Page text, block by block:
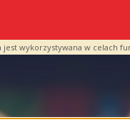
wykorzystywana w celach